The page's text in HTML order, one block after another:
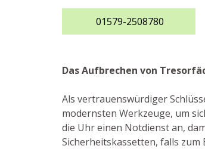
01579-2508780
Das Aufbrechen von
Als vertrauenswürdiger
modernsten Werkzeuge, um
die Uhr einen Notdienst an,
Sicherheitskassetten, falls zum